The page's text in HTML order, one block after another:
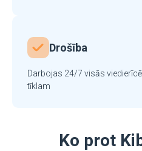
Drošība
Darbojas 24/7 visās
tīklam
Ko prot